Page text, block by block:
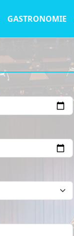
GASTRONOMIE